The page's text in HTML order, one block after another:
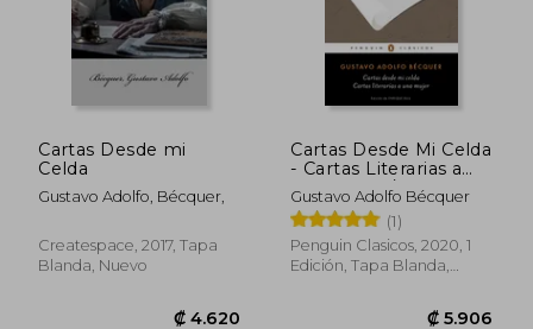
₡ 4.481
Cartas Desde mi
Celda
Gustavo Adolfo, Bécquer,
Createspace, 2017, Tapa
Blanda, Nuevo
Cartas Desde Mi Celda
- Cartas Literarias a
Una Mujer / Letters
from My Cell -Literary
Letters to a Woman
Gustavo Adolfo Bécquer
(1)
Penguin Clasicos, 2020, 1
Edición, Tapa Blanda,